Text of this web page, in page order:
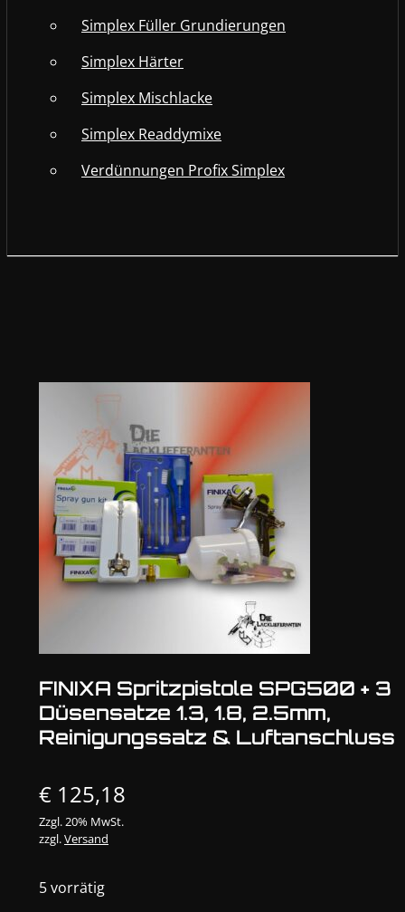
Simplex Füller Grundierungen
Simplex Härter
Simplex Mischlacke
Simplex Readdymixe
Verdünnungen Profix Simplex
FINIXA Spritzpistole SPG500 + 3
Düsensatze 1.3, 1.8, 2.5mm,
Reinigungssatz & Luftanschluss
€ 125,18
Zzgl. 20% MwSt.
zzgl.Versand
5 vorrätig